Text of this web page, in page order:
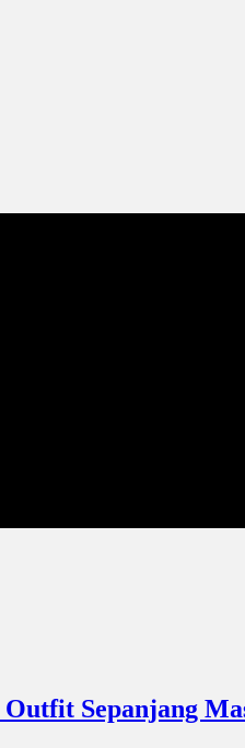
Sepanjang